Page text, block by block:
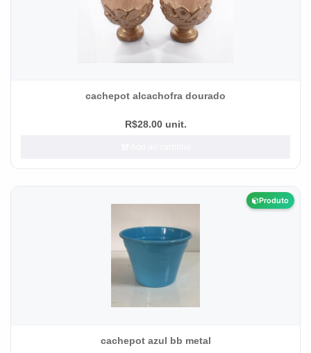
cachepot alcachofra dourado
R$28.00 unit.
Produto
cachepot azul bb metal